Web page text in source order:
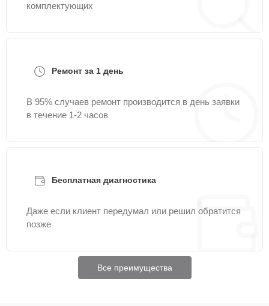
комплектующих
Ремонт за 1 день
В 95% случаев ремонт производится в день заявки
в течение 1-2 часов
Бесплатная диагностика
Даже если клиент передумал или решил обратится
позже
Все преимущества